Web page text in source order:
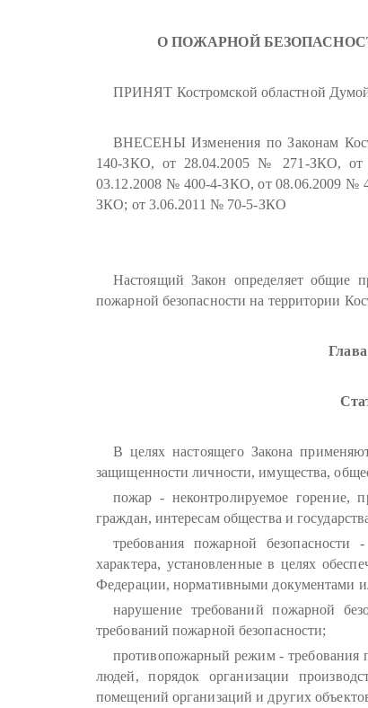
О ПОЖАРНОЙ
ПРИНЯТ Костромской областной Думой
ВНЕСЕНЫ Изменения по Законам
140-ЗКО, от 28.04.2005 № 271-ЗКО,
03.12.2008 № 400-4-ЗКО, от 08.06.2009 №
ЗКО; от 3.06.2011 № 70-5-ЗКО
Настоящий Закон определяет общие
пожарной безопасности на территории
В целях настоящего Закона
защищенности личности, имущества,
пожар - неконтролируемое горение,
граждан, интересам общества и
требования пожарной
характера, установленные в целях
Федерации, нормативными документами
нарушение требований пожарной
требований пожарной безопасности;
противопожарный режим - требования
людей, порядок организации
помещений организаций и других